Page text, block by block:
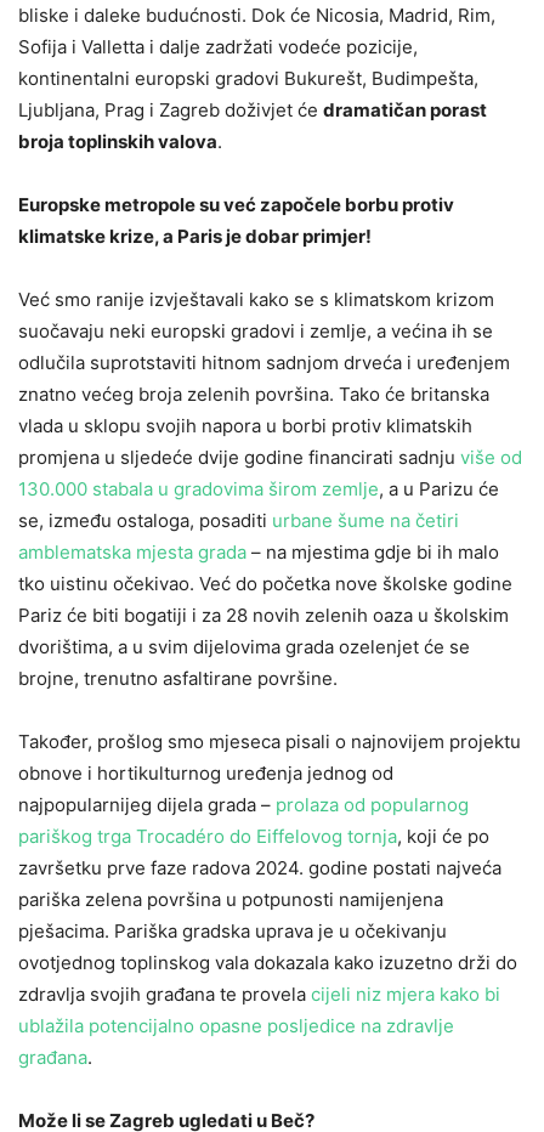
bliske i daleke budućnosti. Dok će Nicosia, Madrid, Rim,
Sofija i Valletta i dalje zadržati vodeće pozicije,
kontinentalni europski gradovi Bukurešt, Budimpešta,
Ljubljana, Prag i Zagreb doživjet će dramatičan porast
broja toplinskih valova.
Europske metropole su već započele borbu protiv
klimatske krize, a Paris je dobar primjer!
Već smo ranije izvještavali kako se s klimatskom krizom
suočavaju neki europski gradovi i zemlje, a većina ih se
odlučila suprotstaviti hitnom sadnjom drveća i uređenjem
znatno većeg broja zelenih površina. Tako će britanska
vlada u sklopu svojih napora u borbi protiv klimatskih
promjena u sljedeće dvije godine financirati sadnju više od
130.000 stabala u gradovima širom zemlje, a u Parizu će
se, između ostaloga, posaditi urbane šume na četiri
amblematska mjesta grada – na mjestima gdje bi ih malo
tko uistinu očekivao. Već do početka nove školske godine
Pariz će biti bogatiji i za 28 novih zelenih oaza u školskim
dvorištima, a u svim dijelovima grada ozelenjet će se
brojne, trenutno asfaltirane površine.
Također, prošlog smo mjeseca pisali o najnovijem projektu
obnove i hortikulturnog uređenja jednog od
najpopularnijeg dijela grada – prolaza od popularnog
pariškog trga Trocadéro do Eiffelovog tornja, koji će po
završetku prve faze radova 2024. godine postati najveća
pariška zelena površina u potpunosti namijenjena
pješacima. Pariška gradska uprava je u očekivanju
ovotjednog toplinskog vala dokazala kako izuzetno drži do
zdravlja svojih građana te provela cijeli niz mjera kako bi
ublažila potencijalno opasne posljedice na zdravlje
građana.
Može li se Zagreb ugledati u Beč?